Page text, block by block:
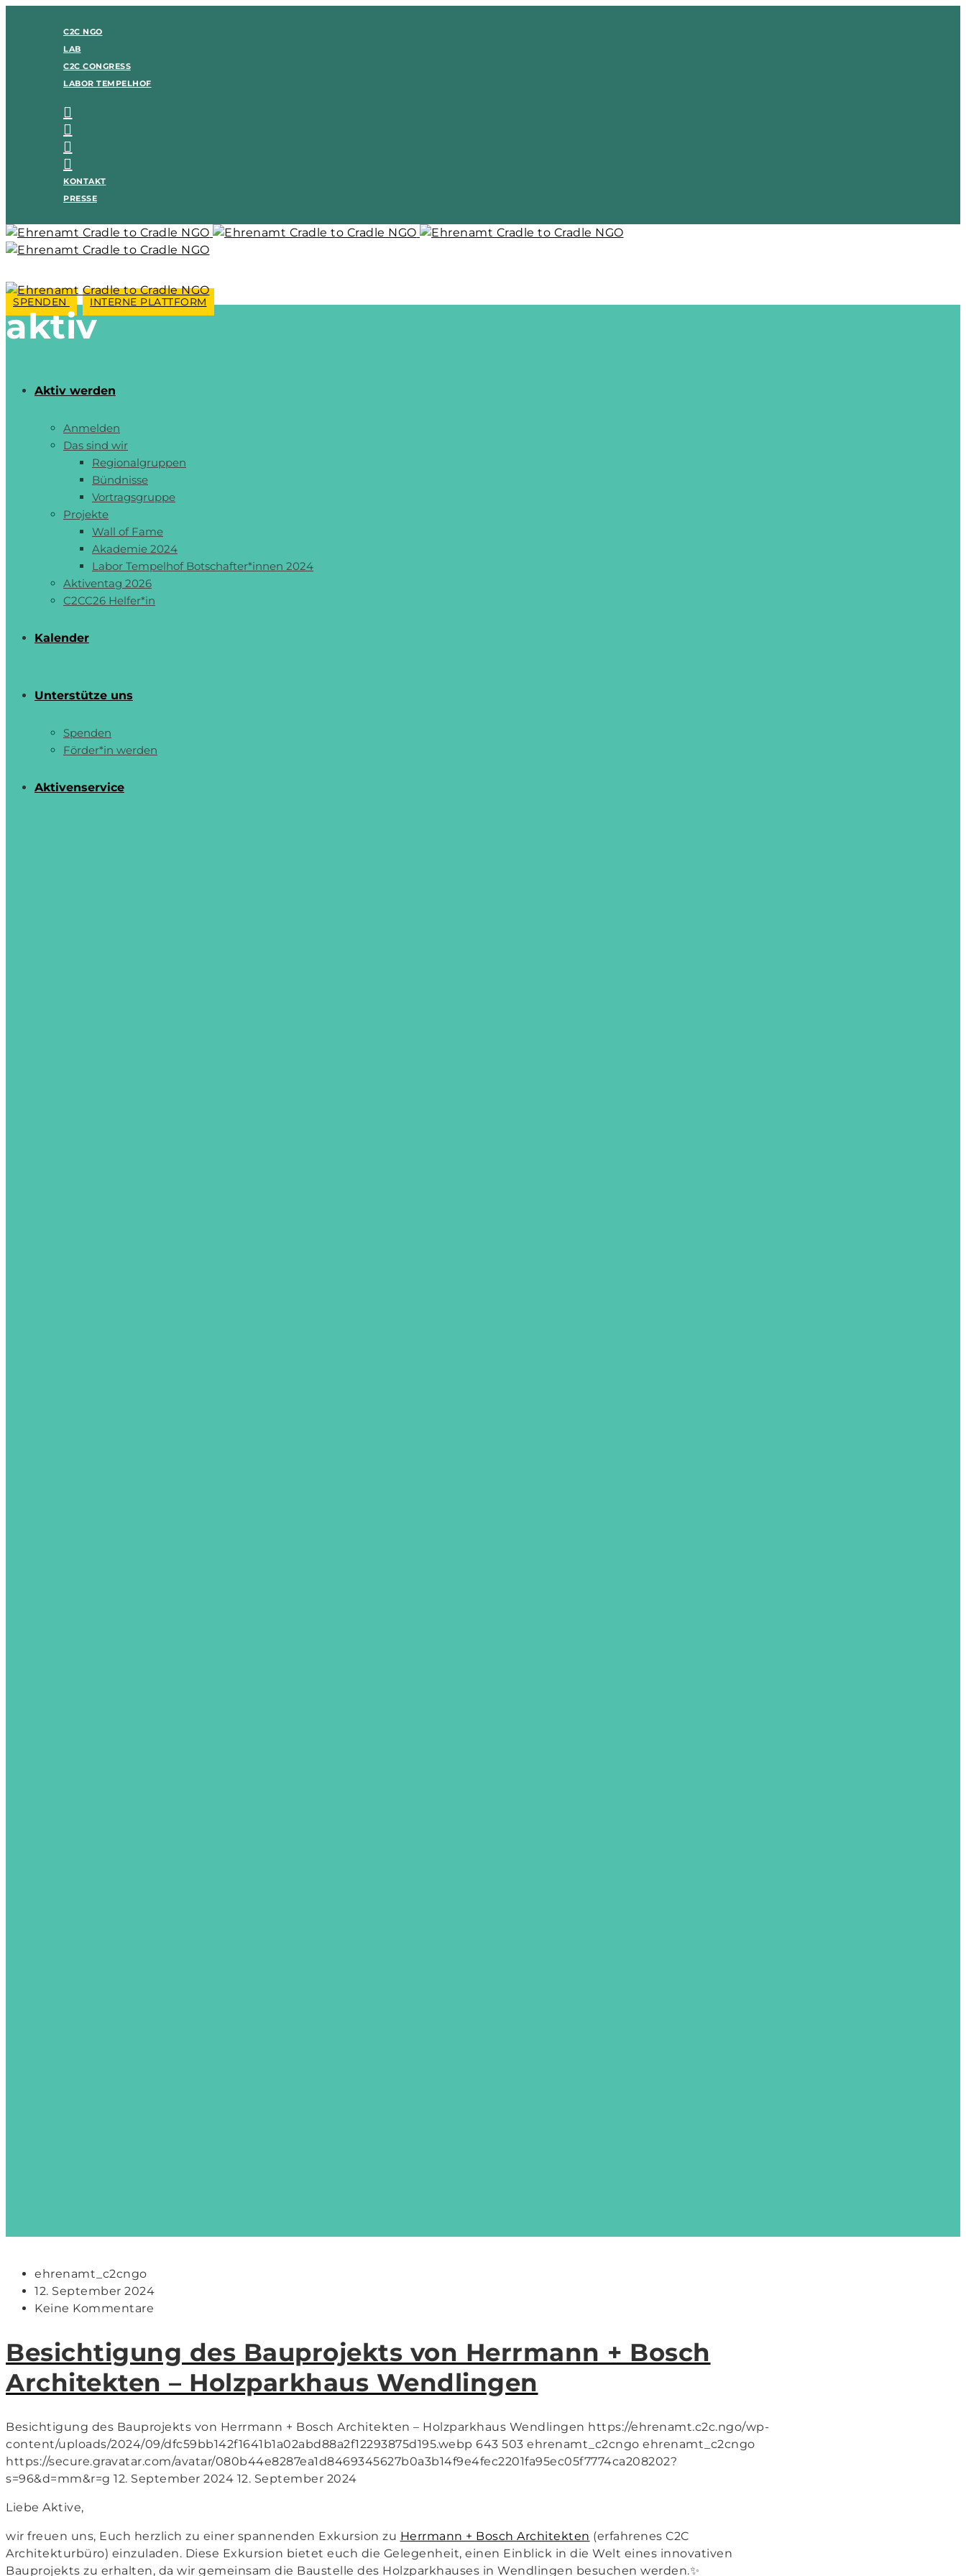
C2C NGO
LAB
C2C CONGRESS
LABOR TEMPELHOF
KONTAKT
PRESSE
SPENDEN INTERNE PLATTFORM
Aktiv werden
Anmelden
Das sind wir
Regionalgruppen
Bündnisse
Vortragsgruppe
Projekte
Wall of Fame
Akademie 2024
Labor Tempelhof Botschafter*innen 2024
Aktiventag 2026
C2CC26 Helfer*in
Kalender
Unterstütze uns
Spenden
Förder*in werden
Aktivenservice
aktiv
ehrenamt_c2cngo
12. September 2024
Keine Kommentare
Besichtigung des Bauprojekts von Herrmann + Bosch
Architekten – Holzparkhaus Wendlingen
Besichtigung des Bauprojekts von Herrmann + Bosch Architekten – Holzparkhaus Wendlingen https://ehrenamt.c2c.ngo/wp-
content/uploads/2024/09/dfc59bb142f1641b1a02abd88a2f12293875d195.webp 643 503 ehrenamt_c2cngo ehrenamt_c2cngo
https://secure.gravatar.com/avatar/080b44e8287ea1d8469345627b0a3b14f9e4fec2201fa95ec05f7774ca208202?
s=96&d=mm&r=g 12. September 2024 12. September 2024
Liebe Aktive,
wir freuen uns, Euch herzlich zu einer spannenden Exkursion zu Herrmann + Bosch Architekten (erfahrenes C2C
Architekturbüro) einzuladen. Diese Exkursion bietet euch die Gelegenheit, einen Einblick in die Welt eines innovativen
Bauprojekts zu erhalten, da wir gemeinsam die Baustelle des Holzparkhauses in Wendlingen besuchen werden.✨